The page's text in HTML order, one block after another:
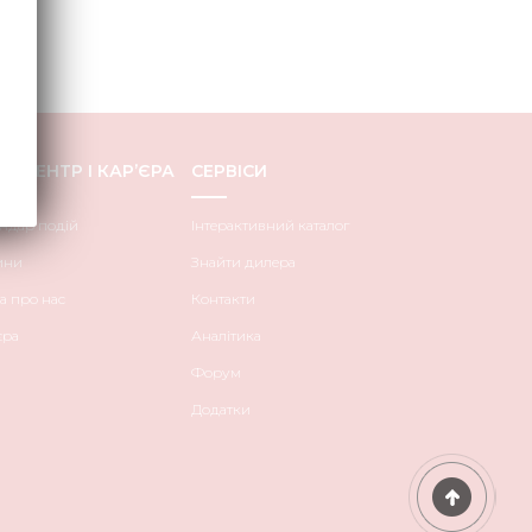
ЦЕНТР І КАР’ЄРА
подій
про нас
СЕРВІСИ
Інтерактивний каталог
Знайти дилера
Контакти
Аналітика
Форум
Додатки